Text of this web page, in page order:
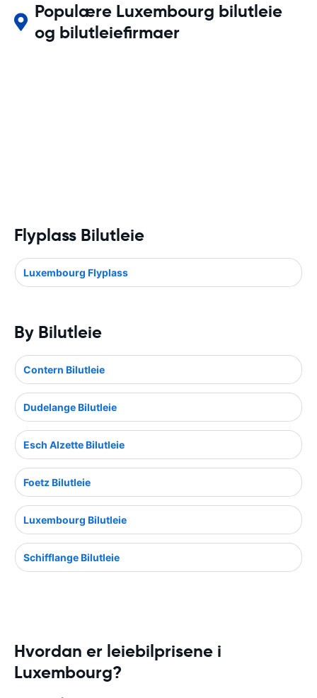
Populære Luxembourg bilutleie
og bilutleiefirmaer
Flyplass Bilutleie
Luxembourg Flyplass
By Bilutleie
Contern Bilutleie
Dudelange Bilutleie
Esch Alzette Bilutleie
Foetz Bilutleie
Luxembourg Bilutleie
Schifflange Bilutleie
Hvordan er leiebilprisene i
Luxembourg?